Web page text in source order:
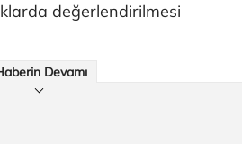
değerlendirilmesi
Devamı